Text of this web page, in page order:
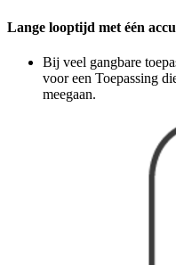
Lange looptijd met één
Bij veel gangbare
voor een Toepassing
meegaan.